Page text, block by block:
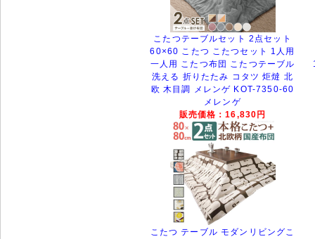
こたつテーブルセット 2点セット
60×60 こたつ こたつセット 1人用
一人用 こたつ布団 こたつテーブル
洗える 折りたたみ コタツ 炬燵 北
欧 木目調 メレンゲ KOT-7350-60
メレンゲ
販売価格：16,830円
こたつ テーブル モダンリビングこ